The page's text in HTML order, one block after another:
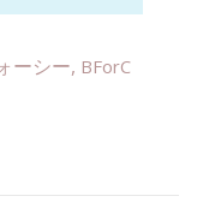
ーシー, BForC